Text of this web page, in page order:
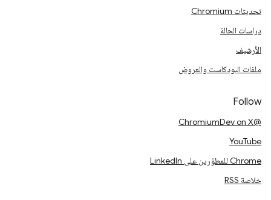
تحديثات Chromium
دراسات الحالة
الأرشيف
ملفات البودكاست والعروض
Follow
@ChromiumDev on X
YouTube
Chrome للمطوّرين على LinkedIn
خلاصة RSS